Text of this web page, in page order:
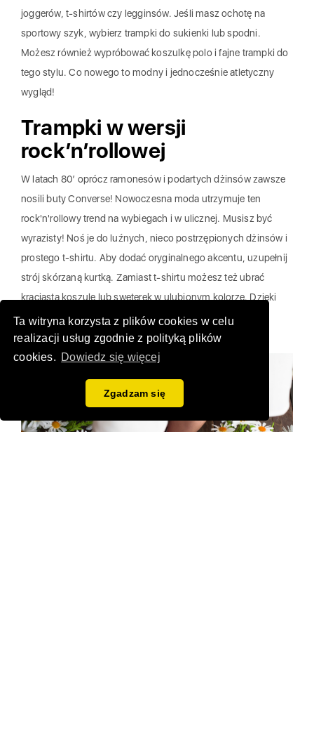
Ta witryna korzysta z plików cookies w celu
realizacji usług zgodnie z polityką plików
cookies. Dowiedz się więcej
Zgadzam się
joggerów, t-shirtów czy legginsów. Jeśli masz ochotę na
sportowy szyk, wybierz trampki do sukienki lub spodni.
Możesz również wypróbować koszulkę polo i fajne trampki do
tego stylu. Co nowego to modny i jednocześnie atletyczny
wygląd!
Trampki w wersji
rock’n’rollowej
W latach 80’ oprócz ramonesów i podartych dżinsów zawsze
nosili buty Converse! Nowoczesna moda utrzymuje ten
rock'n'rollowy trend na wybiegach i w ulicznej. Musisz być
wyrazisty! Noś je do luźnych, nieco postrzępionych dżinsów i
prostego t-shirtu. Aby dodać oryginalnego akcentu, uzupełnij
strój skórzaną kurtką. Zamiast t-shirtu możesz też ubrać
kraciastą koszulę lub sweterek w ulubionym kolorze. Dzięki
temu rockowa stylizacja z trampkami trochę złagodnieje i
będzie idealna na co dzień.